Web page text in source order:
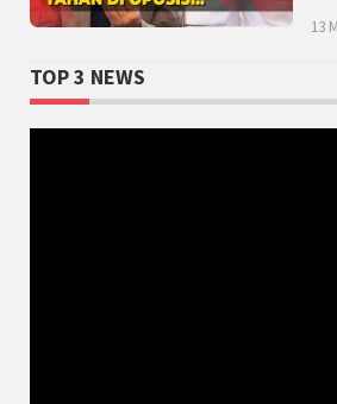
13
TOP 3 NEWS